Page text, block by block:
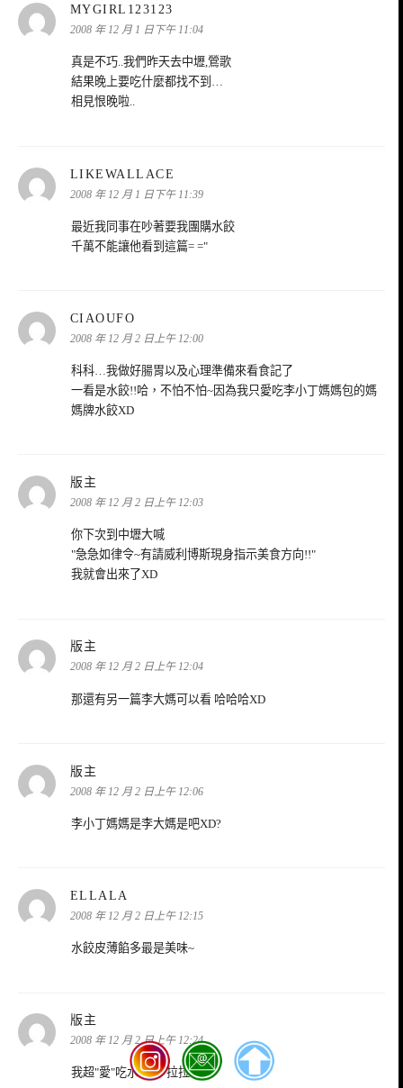
MYGIRL123123
示:
2008 年 12 月 1 日下午 11:04
真是不巧..我們昨天去中壢,鶯歌
結果晚上要吃什麼都找不到…
相見恨晚啦..
LIKEWALLACE
示:
2008 年 12 月 1 日下午 11:39
最近我同事在吵著要我團購水餃
千萬不能讓他看到這篇= ="
CIAOUFO
示:
2008 年 12 月 2 日上午 12:00
科科…我做好腸胃以及心理準備來看食記了
一看是水餃!!哈，不怕不怕~因為我只愛吃李小丁媽媽包的媽
媽牌水餃XD
版主
示:
2008 年 12 月 2 日上午 12:03
你下次到中壢大喊
"急急如律令~有請威利博斯現身指示美食方向!!"
我就會出來了XD
版主
示:
2008 年 12 月 2 日上午 12:04
那還有另一篇李大媽可以看 哈哈哈XD
版主
示:
2008 年 12 月 2 日上午 12:06
李小丁媽媽是李大媽是吧XD?
ELLALA
示:
2008 年 12 月 2 日上午 12:15
水餃皮薄餡多最是美味~
版主
示:
2008 年 12 月 2 日上午 12:24
我超"愛"吃水餃的"拉拉"拉~